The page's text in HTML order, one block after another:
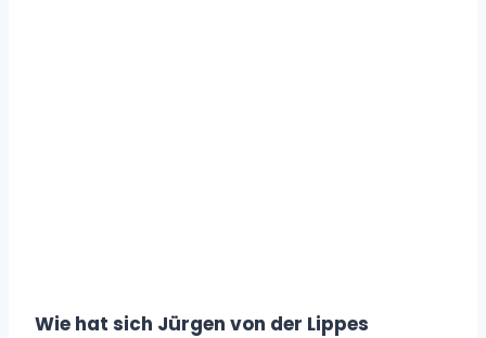
Wie hat sich Jürgen von der Lippes